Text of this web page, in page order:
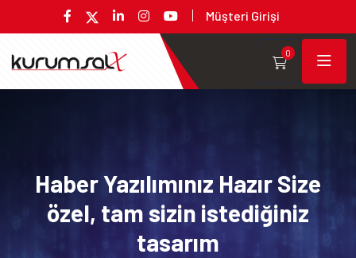
Müşteri Girişi
0
Haber Yazılımınız Hazır Size
özel, tam sizin istediğiniz
tasarım